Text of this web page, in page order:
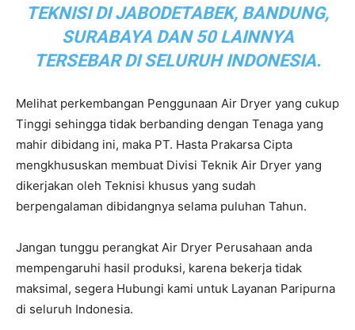
TEKNISI DI JABODETABEK, BANDUNG,
SURABAYA DAN 50 LAINNYA
TERSEBAR DI SELURUH INDONESIA.
Melihat perkembangan Penggunaan Air Dryer yang cukup
Tinggi sehingga tidak berbanding dengan Tenaga yang
mahir dibidang ini, maka PT. Hasta Prakarsa Cipta
mengkhususkan membuat Divisi Teknik Air Dryer yang
dikerjakan oleh Teknisi khusus yang sudah
berpengalaman dibidangnya selama puluhan Tahun.
Jangan tunggu perangkat Air Dryer Perusahaan anda
mempengaruhi hasil produksi, karena bekerja tidak
maksimal, segera Hubungi kami untuk Layanan Paripurna
di seluruh Indonesia.